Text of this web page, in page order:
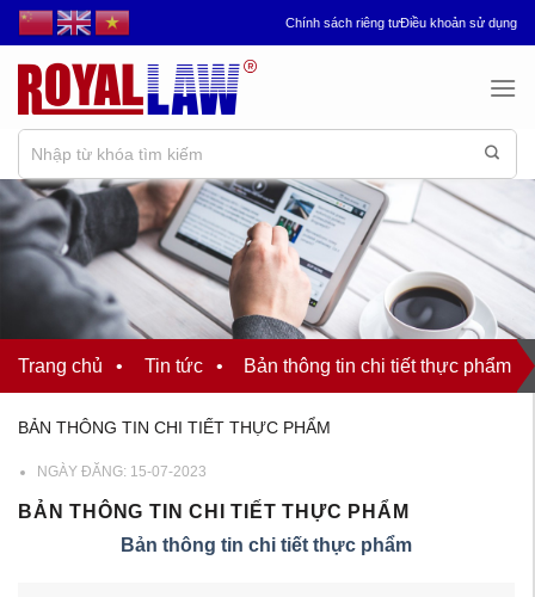
Chuyển
đến
nội
dung
Chính sách riêng tưĐiều khoản sử dụng
Trang chủ • Tin tức • Bản thông tin chi tiết thực phẩm
BẢN THÔNG TIN CHI TIẾT THỰC PHẨM
NGÀY ĐĂNG: 15-07-2023
BẢN THÔNG TIN CHI TIẾT THỰC PHẨM
Bản thông tin chi tiết thực phẩm